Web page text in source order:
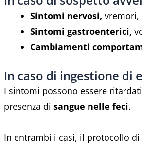
Sintomi nervosi, vremori,
Sintomi gastroenterici,
Cambiamenti
In caso di ingestione di
I sintomi possono essere
presenza di sangue nelle feci.
In entrambi i casi, il protocollo di